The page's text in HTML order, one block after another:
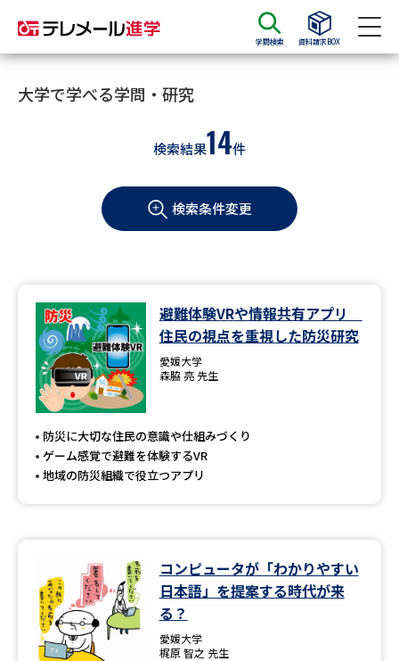
学問検索 資料請求BOX
資料請求
大学・短大の資料種類から請求
学部・学科パンフ
過去問題集
大学・短大以外の資料から請求
専門学校の資料請求
留学・進学関連、塾・予備校
大学入学共通テスト「受験案
高等学校（情報）教員資格認定
大学で学べる学問・研究
検索結果14件
検索条件変更
避難体験VRや情報共有アプリ
住民の視点を重視した防災研究
愛媛大学
森脇 亮 先生
防災に大切な住民の意識や仕組みづくり
ゲーム感覚で避難を体験するVR
地域の防災組織で役立つアプリ
コンピュータが「わかりやすい
日本語」を提案する時代が来
る？
愛媛大学
梶原 智之 先生